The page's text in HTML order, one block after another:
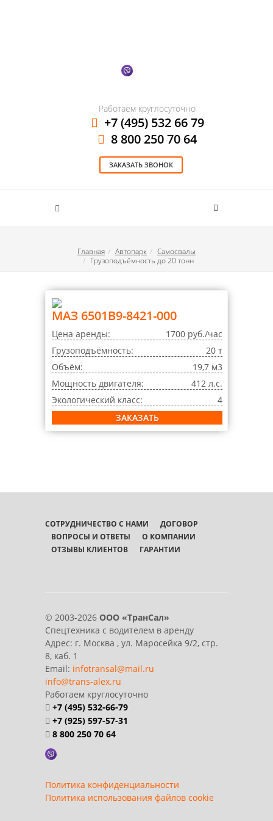
Работаем круглосуточно
+7 (495) 532 66 79
8 800 250 70 64
ЗАКАЗАТЬ ЗВОНОК
Главная Автопарк
Самосвалы
Грузоподъёмность до 20 тонн
МАЗ 6501B9-8421-000
Цена аренды:
1700 руб./час
Грузоподъёмность:
20 т
Объём:
19,7 м3
Мощность двигателя:
412 л.с.
Экологический класс:
4
ЗАКАЗАТЬ
СОТРУДНИЧЕСТВО С НАМИ
ДОГОВОР
ВОПРОСЫ И ОТВЕТЫ
О КОМПАНИИ
ОТЗЫВЫ КЛИЕНТОВ
ГАРАНТИИ
© 2003-2026 ООО «ТранСал»
Спецтехника с водителем в аренду
Адрес: г. Москва , ул. Маросейка 9/2, стр.
8, каб. 1
Email: infotransal@mail.ru
info@trans-alex.ru
Работаем круглосуточно
+7 (495) 532-66-79
+7 (925) 597-57-31
8 800 250 70 64
Политика конфиденциальности
Политика использования файлов cookie